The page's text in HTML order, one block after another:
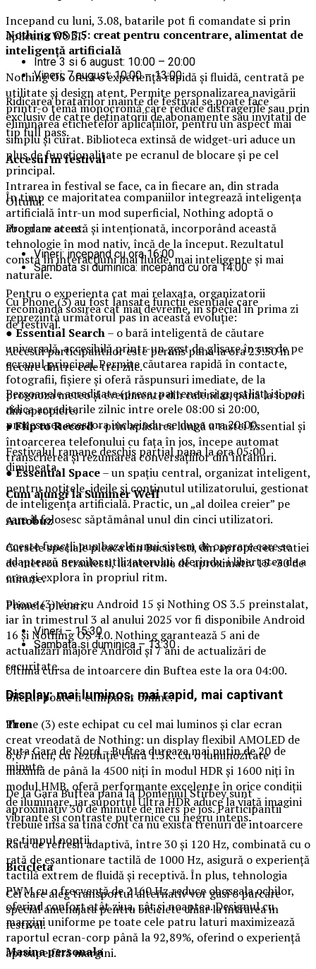
Nothing OS 3.5: creat pentru concentrare, alimentat de
inteligență artificială
Nothing OS oferă o experiență rapidă și fluidă, centrată pe
utilitate și design atent. Permite personalizarea navigării
printr-o temă monocromă care reduce distragerile sau prin
eliminarea etichetelor aplicațiilor, pentru un aspect mai
simplu și curat. Biblioteca extinsă de widget-uri aduce un
plus de funcționalitate pe ecranul de blocare și pe cel
principal.
În timp ce majoritatea companiilor integrează inteligența
artificială într-un mod superficial, Nothing adoptă o
abordare atentă și intenționată, incorporând această
tehnologie în mod nativ, încă de la început. Rezultatul
constă în interacțiuni mai fluide, mai inteligente și mai
naturale.
Cu Phone (3) au fost lansate funcții esențiale care
reprezintă următorul pas în această evoluție:
●Essential Search– o bară inteligentă de căutare
universală, accesibilă printr-un gest de glisare în sus de pe
ecranul principal. Permite căutarea rapidă în contacte,
fotografii, fișiere și oferă răspunsuri imediate, de la
prognoza meteo și evenimente din calendar, până la locuri
din apropiere.
●Flip to Record– prin apăsarea lungă a tastei Essential și
întoarcerea telefonului cu fața în jos, începe automat
transcrierea și rezumarea conversațiilor din întâlniri.
●Essential Space– un spațiu central, organizat inteligent,
pentru notițele, ideile și conținutul utilizatorului, gestionat
de inteligența artificială. Practic, un „al doilea creier” pe
care îl folosesc săptămânal unul din cinci utilizatori.
Aceste funcții pun bazele unui sistem de operare care se
adaptează nevoilor utilizatorului, oferindu-i libertatea de a
crea și explora în propriul ritm.
Phone (3) vine cu Android 15 și Nothing OS 3.5 preinstalat,
iar în trimestrul 3 al anului 2025 vor fi disponibile Android
16 și Nothing OS 4.0. Nothing garantează 5 ani de
actualizări majore Android și 7 ani de actualizări de
securitate.
Display: mai luminos, mai rapid, mai captivant
Phone (3) este echipat cu cel mai luminos și clar ecran
creat vreodată de Nothing: un display flexibil AMOLED de
6,67 inch, cu rezoluție clară 1.5K. Cu o luminozitate
maximă de până la 4500 niți în modul HDR și 1600 niți în
modul HMB, oferă performanțe excelente în orice condiții
de iluminare, iar suportul Ultra HDR aduce la viață imagini
vibrante și contraste puternice cu negru intens.
Rata de refresh adaptivă, între 30 și 120 Hz, combinată cu o
rată de eșantionare tactilă de 1000 Hz, asigură o experiență
tactilă extrem de fluidă și receptivă. În plus, tehnologia
PWM cu o frecvență de 2160 Hz reduce oboseala ochilor,
oferind confort atât ziua, cât și noaptea. Designul cu
margini uniforme pe toate cele patru laturi maximizează
raportul ecran-corp până la 92,89%, oferind o experiență
aproape fără margini.
Incepand cu luni, 3.08, batarile pot fi comandate si prin
aplicatia WOLT.
Intre 3 si 6 august: 10:00 – 20:00
Vineri, 7 august: 10:00 – 13:00
Ridicarea bratarilor inainte de festival se poate face
exclusiv de catre detinatorii de abonamente sau invitatii de
tip full pass.
Accesul in festival
Intrarea in festival se face, ca in fiecare an, din strada
Oltului.
Program acces:
Vineri: incepand cu ora 16:00
Sambata si duminica: incepand cu ora 14:00
Pentru o experienta cat mai relaxata, organizatorii
recomanda sosirea cat mai devreme, in special in prima zi
de festival.
Accesul participantilor este permis pana la ora 23:30 in
fiecare dintre cele trei zile.
Persoanele acreditate (presa, parteneri si guestlist) isi pot
ridica acreditarile zilnic intre orele 08:00 si 20:00,
procesarea acestora incheindu-se dupa ora 20:00.
Festivalul ramane deschis partial pana la ora 05:00
dimineata.
Cum ajungi la Summer Well
Autobuz
Cursele speciale pleaca din Bucuresti, din apropierea statiei
de metrou Straulesti, la intervale de aproximativ 15–30 de
minute.
Primele plecari:
Vineri – 15:30
Sambata si duminica – 13:30
Ultima cursa de intoarcere din Buftea este la ora 04:00.
Biletul poate fi cumparat online.
Tren
Ruta Gara de Nord – Buftea dureaza mai putin de 20 de
minute.
De la Gara Buftea pana la Domeniul Stirbey sunt
aproximativ 30 de minute de mers pe jos. Participantii
trebuie insa sa tina cont ca nu exista trenuri de intoarcere
pe timpul noptii.
Bicicleta
Cei care aleg transportul alternativ vor gasi o parcare
special amenajata pentru biciclete chiar la intrarea in
festival.
Masinapersonala